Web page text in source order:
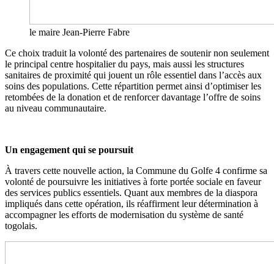
le maire Jean-Pierre Fabre
Ce choix traduit la volonté des partenaires de soutenir non seulement
le principal centre hospitalier du pays, mais aussi les structures
sanitaires de proximité qui jouent un rôle essentiel dans l’accès aux
soins des populations. Cette répartition permet ainsi d’optimiser les
retombées de la donation et de renforcer davantage l’offre de soins
au niveau communautaire.
Un engagement qui se poursuit
À travers cette nouvelle action, la Commune du Golfe 4 confirme sa
volonté de poursuivre les initiatives à forte portée sociale en faveur
des services publics essentiels. Quant aux membres de la diaspora
impliqués dans cette opération, ils réaffirment leur détermination à
accompagner les efforts de modernisation du système de santé
togolais.